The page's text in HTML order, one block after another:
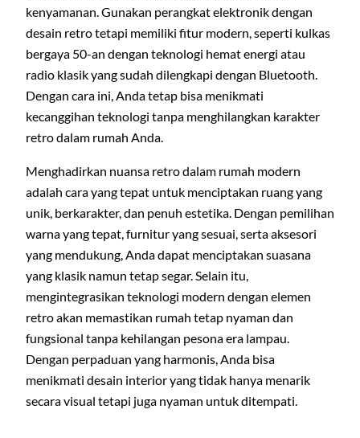
kenyamanan. Gunakan perangkat elektronik dengan
desain retro tetapi memiliki fitur modern, seperti kulkas
bergaya 50-an dengan teknologi hemat energi atau
radio klasik yang sudah dilengkapi dengan Bluetooth.
Dengan cara ini, Anda tetap bisa menikmati
kecanggihan teknologi tanpa menghilangkan karakter
retro dalam rumah Anda.
Menghadirkan nuansa retro dalam rumah modern
adalah cara yang tepat untuk menciptakan ruang yang
unik, berkarakter, dan penuh estetika. Dengan pemilihan
warna yang tepat, furnitur yang sesuai, serta aksesori
yang mendukung, Anda dapat menciptakan suasana
yang klasik namun tetap segar. Selain itu,
mengintegrasikan teknologi modern dengan elemen
retro akan memastikan rumah tetap nyaman dan
fungsional tanpa kehilangan pesona era lampau.
Dengan perpaduan yang harmonis, Anda bisa
menikmati desain interior yang tidak hanya menarik
secara visual tetapi juga nyaman untuk ditempati.